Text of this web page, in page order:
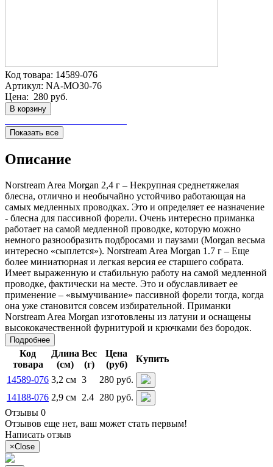
Код товара: 14589-076
Артикул: NA-MO30-76
Цена: 280 руб.
В корзину
Показать все
Описание
Norstream Area Morgan 2,4 г – Некрупная среднетяжелая
блесна, отлично и необычайно устойчиво работающая на
самых медленных проводках. Это и определяет ее назначение
- блесна для пассивной форели. Очень интересно приманка
работает на самой медленной проводке, которую можно
немного разнообразить подбросами и паузами (Morgan весьма
интересно «сыплется»). Norstream Area Morgan 1.7 г – Еще
более миниатюрная и легкая версия ее старшего собрата.
Имеет выраженную и стабильную работу на самой медленной
проводке, фактически на месте. Это и обуславливает ее
применение – «вымучивание» пассивной форели тогда, когда
она уже становится совсем избирательной. Приманки
Norstream Area Morgan изготовлены из латуни и оснащены
высококачественной фурнитурой и крючками без бородок.
Подробнее
Код
товара
Длина
(см)
Вес
(г)
Цена
(руб)
Купить
14589-076 3,2 см 3
280 руб.
14188-076 2,9 см 2.4 280 руб.
Отзывы 0
Отзывов еще нет, ваш может стать первым!
Написать отзыв
×Close